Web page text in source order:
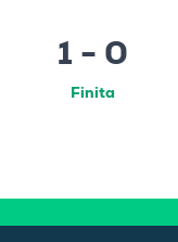
1 - 0
Finita